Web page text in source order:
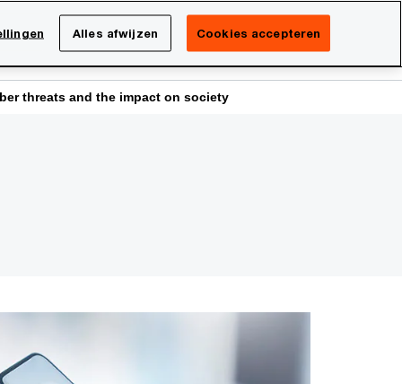
Carrière
Netherlands
Search
threats and the impact on society
Alles afwijzen Cookies accepteren